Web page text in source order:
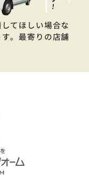
てほしい場合な
。最寄りの店舗